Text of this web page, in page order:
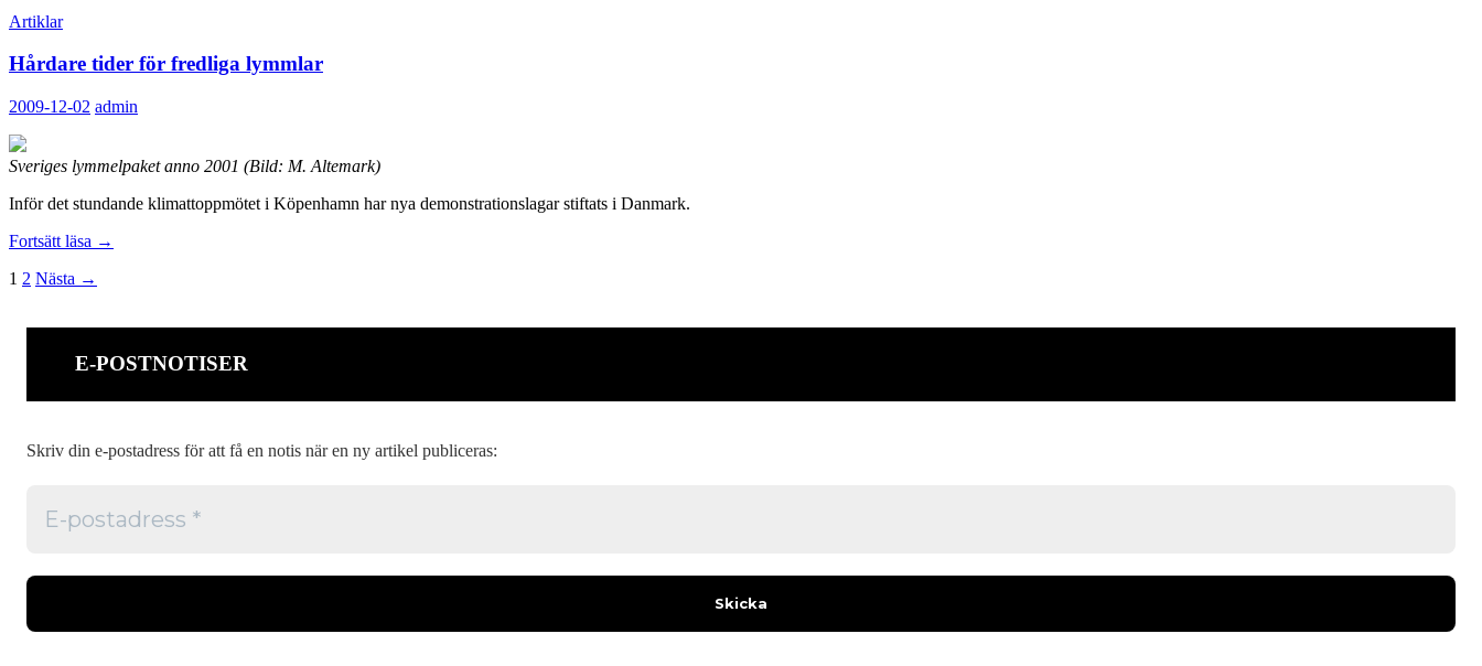
Artiklar
Hårdare tider för fredliga lymmlar
2009-12-02 admin
Sveriges lymmelpaket anno 2001 (Bild: M. Altemark)
Inför det stundande klimattoppmötet i Köpenhamn har nya demonstrationslagar stiftats i Danmark.
Fortsätt läsa Hårdare
→
Inläggsnavigering
1 2 Nästa →
E-POSTNOTISER
Skriv din e-postadress för att få en notis när en ny artikel publiceras: